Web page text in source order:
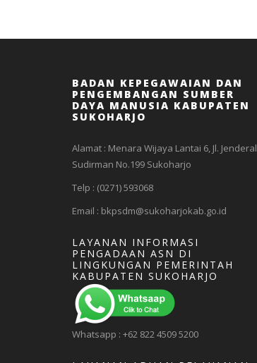
BADAN KEPEGAWAIAN DAN
PENGEMBANGAN SUMBER
DAYA MANUSIA KABUPATEN
SUKOHARJO
Alamat : Menara Wijaya Lantai 6, Jl. Jenderal
Sudirman No.199 Sukoharjo
Telp : (0271) 593068
Email : bkpsdm@sukoharjokab.go.id
LAYANAN INFORMASI
PENGADAAN ASN DI
LINGKUNGAN PEMERINTAH
KABUPATEN SUKOHARJO
Whatsapp : +62 822 4509 5200